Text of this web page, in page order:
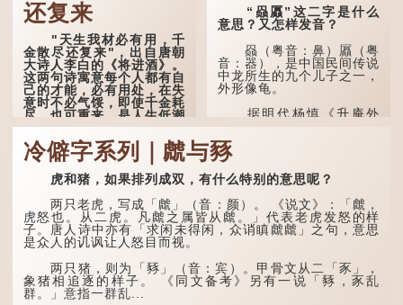
还复来
"天生我材必有用，千
金散尽还复来"，出自唐朝
大诗人李白的《将进酒》。
这两句诗寓意每个人都有自
己的才能，必有用处，在失
意时不必气馁，即使千金耗
尽，也可重来，是人生低潮
时激励向上的名句。
原诗写道："人生得意
须尽欢，莫使金樽空对月。
天生我材必有用，千金散尽
会须一饮三百杯。" 意思是
说：上天给了我才能，必然
有用到的地方；即使千金散
去，也终会重新得到。
李白作此诗时，大约是
天宝十一年。当时他已被唐
玄宗赐金放还约八年，这期
“赑屭”这二字是什么
意思？又怎样发音？
赑（粤音：鼻）屭（粤
音：器），是中国民间传说
中龙所生的九个儿子之一，
外形像龟。
据明代杨慎《升庵外
排列为：赑屭、螭吻、蒲
牢、狴犴、饕餮、蚣蝮、睚
眦、狻猊、椒图（此为其中
一种说法）。
龙九子外形与能力各有
不同，其中，赑屭原形像
龟，因为能负重，多作为碑
座，有“碑下...
冷僻字系列｜虤与豩
虎和猪，如果排列成双，有什么特别的意思呢？
两只老虎，写成「虤」（音：颜）。 《说文》：「虤，
虎怒也。从二虎。凡虤之属皆从虤。」代表老虎发怒的样
子。唐人诗中亦有「求闲未得闲，众诮瞋虤虤」之句，意思
是众人的讥讽让人怒目而视。
两只猪，则为「豩」（音：宾）。甲骨文从二「豕」，
象猪相追逐的样子。 《同文备考》另有一说「豩，豕乱
群。」意指一群乱...